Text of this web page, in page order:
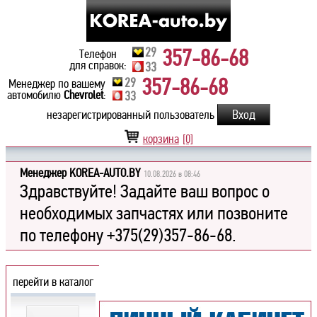
Телефон
для справок:
29 357-86-68
33
Менеджер по вашему
автомобилюChevrolet:
29 357-86-68
33
незарегистрированный пользователь
корзина [0]
Менеджер KOREA-AUTO.BY 10.08.2026 в 08:46
Здравствуйте! Задайте ваш вопрос о
необходимых запчастях или позвоните
по телефону +375(29)357-86-68.
перейти в каталог